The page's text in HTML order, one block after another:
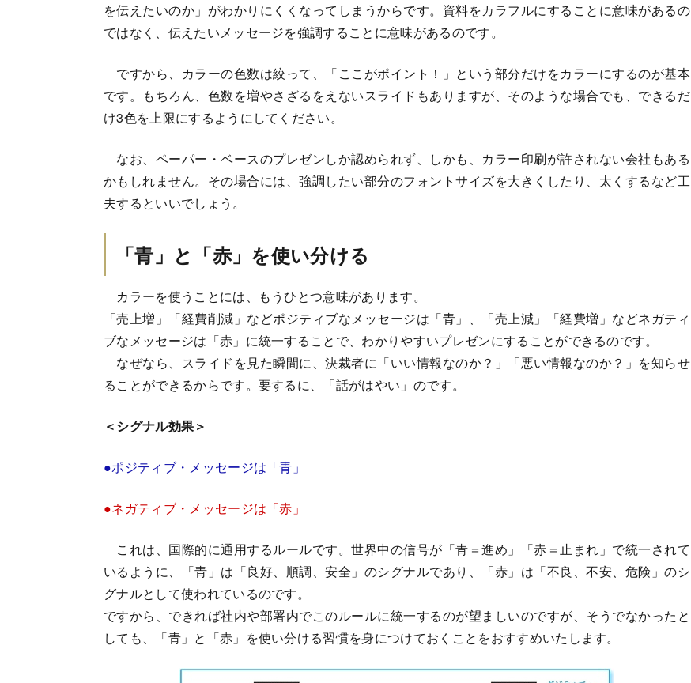
を伝えたいのか」がわかりにくくなってしまうからです。資料をカラフルにすることに意味があるの
ではなく、伝えたいメッセージを強調することに意味があるのです。
ですから、カラーの色数は絞って、「ここがポイント！」という部分だけをカラーにするのが基本
です。もちろん、色数を増やさざるをえないスライドもありますが、そのような場合でも、できるだ
け3色を上限にするようにしてください。
なお、ペーパー・ベースのプレゼンしか認められず、しかも、カラー印刷が許されない会社もある
かもしれません。その場合には、強調したい部分のフォントサイズを大きくしたり、太くするなど工
夫するといいでしょう。
「青」と「赤」を使い分ける
カラーを使うことには、もうひとつ意味があります。
「売上増」「経費削減」などポジティブなメッセージは「青」、「売上減」「経費増」などネガティ
ブなメッセージは「赤」に統一することで、わかりやすいプレゼンにすることができるのです。
なぜなら、スライドを見た瞬間に、決裁者に「いい情報なのか？」「悪い情報なのか？」を知らせ
ることができるからです。要するに、「話がはやい」のです。
＜シグナル効果＞
●ポジティブ・メッセージは「青」
●ネガティブ・メッセージは「赤」
これは、国際的に通用するルールです。世界中の信号が「青＝進め」「赤＝止まれ」で統一されて
いるように、「青」は「良好、順調、安全」のシグナルであり、「赤」は「不良、不安、危険」のシ
グナルとして使われているのです。
ですから、できれば社内や部署内でこのルールに統一するのが望ましいのですが、そうでなかったと
しても、「青」と「赤」を使い分ける習慣を身につけておくことをおすすめいたします。